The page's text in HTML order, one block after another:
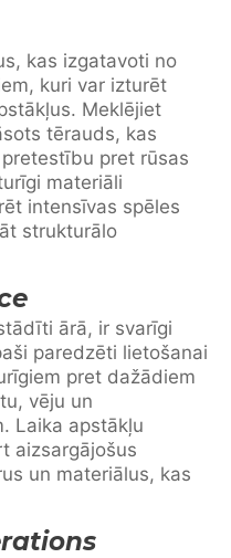
kas izgatavoti no
kuri var izturēt
Meklējiet
tērauds, kas
pret rūsas
materiāli
intensīvas spēles
strukturālo
ārā, ir svarīgi
paredzēti lietošanai
pret dažādiem
vēju un
Laika apstākļu
aizsargājošus
un materiālus, kas